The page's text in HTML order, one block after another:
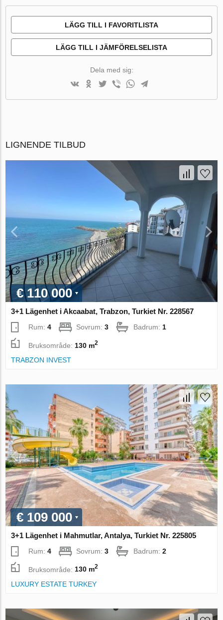
LÄGG TILL I FAVORITLISTA
LÄGG TILL I JÄMFÖRELSELISTA
Dela med sig:
LIGNENDE TILBUD
€ 110 000
3+1 Lägenhet i Akcaabat, Trabzon, Turkiet Nr. 228567
Rum:4 Sovrum:3 Badrum: 1
Bruksområde: 130 m2
TRABZON INVEST
€ 109 000
3+1 Lägenhet i Mahmutlar, Antalya, Turkiet Nr. 225805
Rum:4 Sovrum:3 Badrum:2
Bruksområde:130 m2
LUXURY ESTATE TURKEY